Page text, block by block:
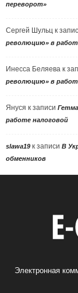
переворот»
Сергей Шульц к
революцию» в
Инесса Беляева к
революцию» в
Януся к записи
работе налоговой
slawa19 к записи В
обменников
Электронная